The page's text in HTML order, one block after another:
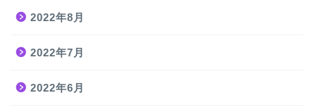
2022年8月
2022年7月
2022年6月